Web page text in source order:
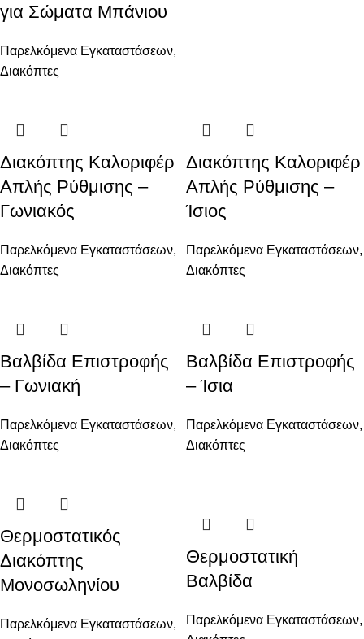
για Σώματα Μπάνιου
Παρελκόμενα Εγκαταστάσεων,
Διακόπτες
Διακόπτης Καλοριφέρ
Απλής Ρύθμισης –
Γωνιακός
Παρελκόμενα Εγκαταστάσεων,
Διακόπτες
Διακόπτης Καλοριφέρ
Απλής Ρύθμισης –
Ίσιος
Παρελκόμενα Εγκαταστάσεων,
Διακόπτες
Βαλβίδα Επιστροφής
– Γωνιακή
Παρελκόμενα Εγκαταστάσεων,
Διακόπτες
Βαλβίδα Επιστροφής
– Ίσια
Παρελκόμενα Εγκαταστάσεων,
Διακόπτες
Θερμοστατικός
Διακόπτης
Μονοσωληνίου
Παρελκόμενα Εγκαταστάσεων,
Θερμοστατική
Βαλβίδα
Παρελκόμενα Εγκαταστάσεων,